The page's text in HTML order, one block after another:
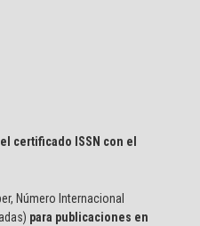
certificado ISSN con el
Número Internacional
para publicaciones en